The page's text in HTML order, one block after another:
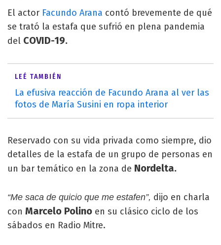
El actor Facundo Arana contó brevemente de qué
se trató la estafa que sufrió en plena pandemia
del COVID-19.
LEÉ TAMBIÉN
La efusiva reacción de Facundo Arana al ver las
fotos de María Susini en ropa interior
Reservado con su vida privada como siempre, dio
detalles de la estafa de un grupo de personas en
un bar temático en la zona de Nordelta.
“Me saca de quicio que me estafen”, dijo en charla
con Marcelo Polino en su clásico ciclo de los
sábados en Radio Mitre.